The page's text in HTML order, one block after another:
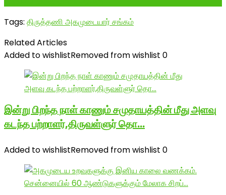
Tags: திருத்தணி அகமுடையார் சங்கம்
Related Articles
Added to wishlistRemoved from wishlist 0
இன்று பிறந்த நாள் காணும் சமுதாயத்தின் மீது அளவு
கடந்த பற்றாளர்,திருவள்ளுர் தொ…
Added to wishlistRemoved from wishlist 0